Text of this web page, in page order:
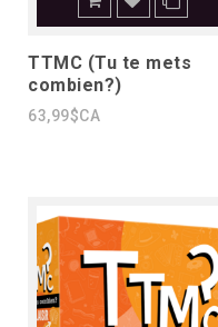
TTMC (Tu te mets
combien?)
63,99$CA